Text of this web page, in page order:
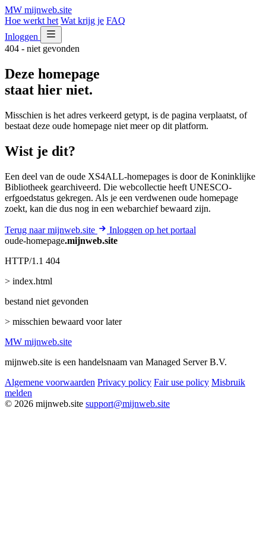
MW mijnweb.site
Hoe werkt het Wat krijg je FAQ
Inloggen
404 - niet gevonden
Deze homepage
staat hier niet.
Misschien is het adres verkeerd getypt, is de pagina verplaatst, of
bestaat deze oude homepage niet meer op dit platform.
Wist je dit?
Een deel van de oude XS4ALL-homepages is door de Koninklijke
Bibliotheek gearchiveerd. Die webcollectie heeft UNESCO-
erfgoedstatus gekregen. Als je een verdwenen oude homepage
zoekt, kan die dus nog in een webarchief bewaard zijn.
Terug naar mijnweb.site
Inloggen op het portaal
oude-homepage.mijnweb.site
HTTP/1.1 404
> index.html
bestand niet gevonden
> misschien bewaard voor later
MW mijnweb.site
mijnweb.site is een handelsnaam van Managed Server B.V.
Algemene voorwaarden Privacy policy Fair use policy Misbruik
melden
© 2026 mijnweb.site support@mijnweb.site